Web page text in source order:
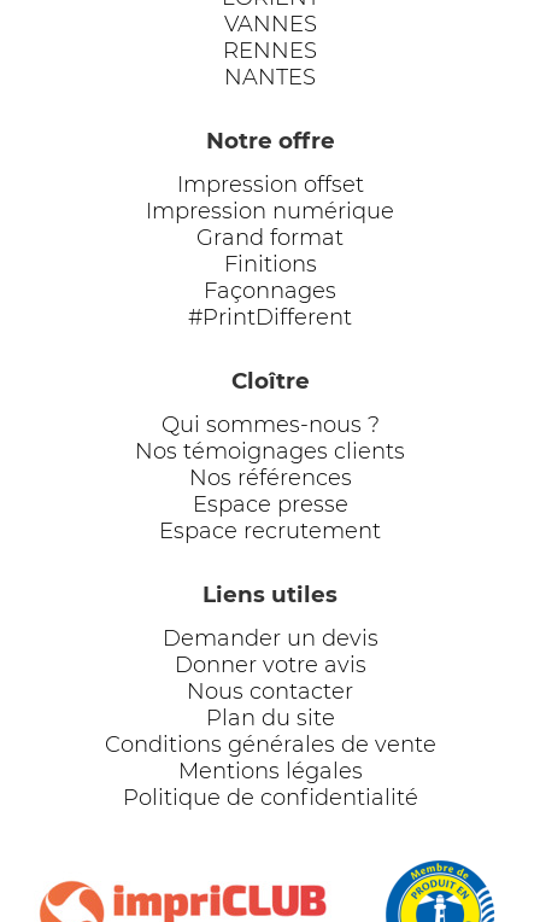
VANNES
RENNES
NANTES
Notre offre
Impression offset
Impression numérique
Grand format
Finitions
Façonnages
#PrintDifferent
Cloître
Qui sommes-nous ?
Nos témoignages clients
Nos références
Espace presse
Espace recrutement
Liens utiles
Demander un devis
Donner votre avis
Nous contacter
Plan du site
Conditions générales de vente
Mentions légales
Politique de confidentialité